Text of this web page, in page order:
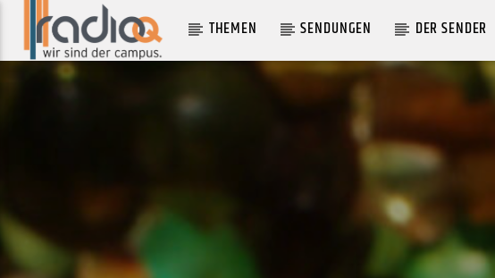
THEMEN SENDUNGEN DER SENDER
SO CALLED PARTY OVER THERE